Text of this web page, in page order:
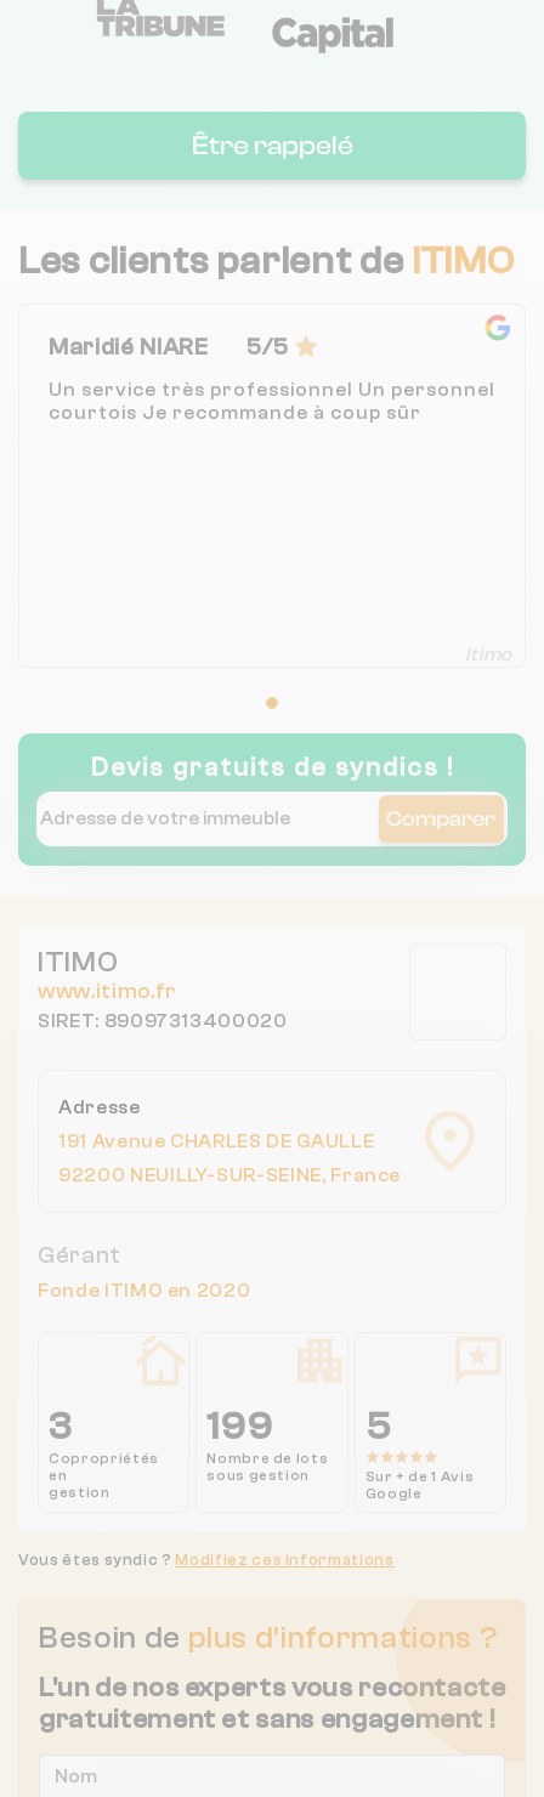
Être rappelé
Les clients parlent de ITIMO
Maridié NIARE 5/5
Un service très professionnel Un personnel
courtois Je recommande à coup sûr
Itimo
Devis gratuits de syndics !
Comparer
ITIMO
www.itimo.fr
SIRET: 89097313400020
Adresse
191 Avenue CHARLES DE GAULLE
92200 NEUILLY-SUR-SEINE, France
Gérant
Fonde ITIMO en 2020
3
Copropriétés
en
gestion
199
Nombre de lots
sous gestion
5
Sur + de 1 Avis
Google
Besoin de plus d'informations ?
L'un de nos experts vous recontacte
gratuitement et sans engagement !
Vous êtes syndic ? Modifiez ces informations